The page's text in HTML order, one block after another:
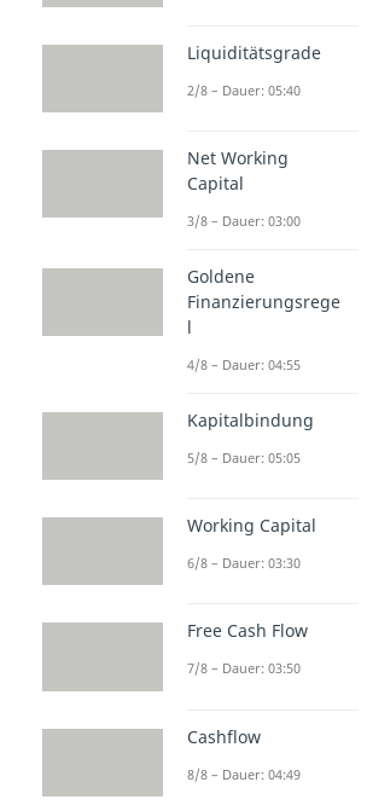
Weitere Inhalte:
Kennzahlen
Bilanzkennzahlen
Bilanzkennzahlen
Dauer: 06:37
Dauer: 03:40
Gezeichnetes Kapital
Dauer: 05:21
Anlagenintensität
Betriebsergebnis
Dauer: 04:26
Liquiditätsgrade
2/8 – Dauer: 05:40
Net Working
Capital
3/8 – Dauer: 03:00
Goldene
Finanzierungsrege
l
4/8 – Dauer: 04:55
Kapitalbindung
5/8 – Dauer: 05:05
Working Capital
6/8 – Dauer: 03:30
Free Cash Flow
7/8 – Dauer: 03:50
Cashflow
8/8 – Dauer: 04:49